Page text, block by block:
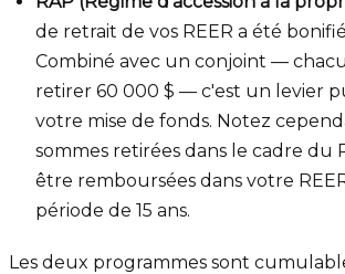
de retrait de vos REER a été
Combiné avec un conjoint —
retirer 60 000 $ — c'est un levier
votre mise de fonds. Notez
sommes retirées dans le cadre du
être remboursées dans votre
période de 15 ans.
Les deux programmes sont